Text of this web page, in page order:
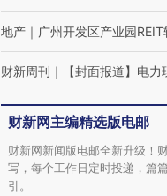
地产 ｜ 广州开发区产业园REIT
财新周刊 ｜ 【封面报道】电
财新网主编精选版电邮
财新网新闻版电邮全新升级！
写，每个工作日定时投递，篇
引。